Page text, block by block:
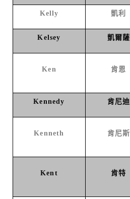
Kelly 凱利
Kelsey 凱爾薩
Ken 肯恩
Kennedy 肯尼迪
Kenneth 肯尼斯
Kent 肯特